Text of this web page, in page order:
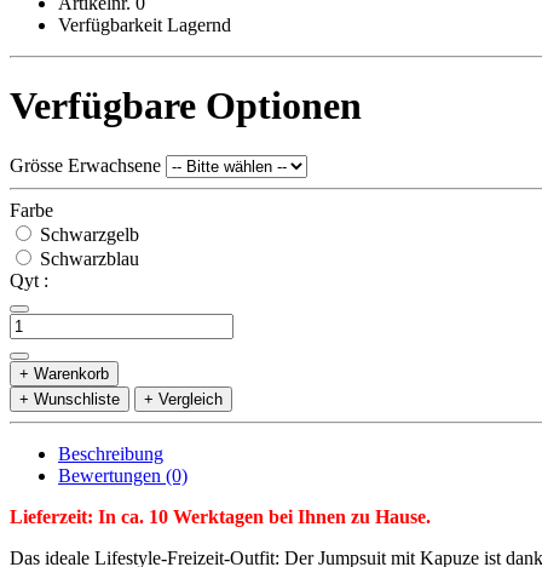
Verfügbarkeit Lagernd
Verfügbare Optionen
Grösse Erwachsene
Farbe
Schwarzgelb
Schwarzblau
Qyt :
+ Warenkorb
+ Wunschliste
+ Vergleich
Beschreibung
Bewertungen (0)
Lieferzeit: In ca. 10 Werktagen bei Ihnen zu Hause.
Das ideale Lifestyle-Freizeit-Outfit: Der Jumpsuit mit Kapuze ist